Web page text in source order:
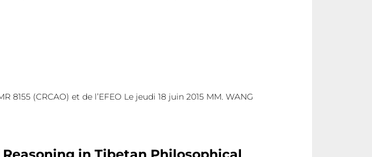
8155 (CRCAO) et de l’EFEO Le jeudi 18 juin 2015 MM. WANG